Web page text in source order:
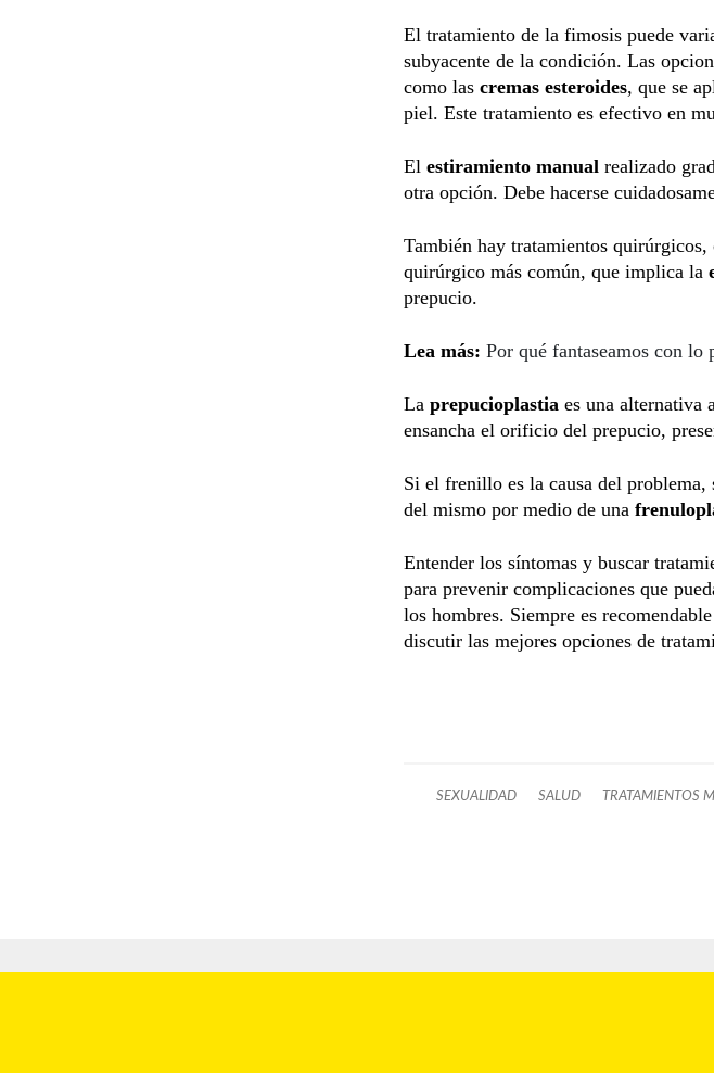
El tratamiento de la fimosis puede
subyacente de la condición. Las
como las cremas esteroides, que se
piel. Este tratamiento es efectivo en
El estiramiento manual realizado
otra opción. Debe hacerse
También hay tratamientos quirúrgicos,
quirúrgico más común, que implica la
prepucio.
Lea más: Por qué fantaseamos con
La prepucioplastia es una alternativa
ensancha el orificio del prepucio,
Si el frenillo es la causa del
del mismo por medio de una
Entender los síntomas y buscar
para prevenir complicaciones que
los hombres. Siempre es
discutir las mejores opciones de
SEXUALIDAD SALUD TRATAMIENTOS